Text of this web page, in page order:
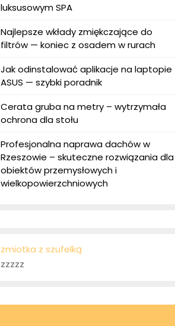
luksusowym SPA
Najlepsze wkłady zmiękczające do
filtrów — koniec z osadem w rurach
Jak odinstalować aplikacje na laptopie
ASUS — szybki poradnik
Cerata gruba na metry – wytrzymała
ochrona dla stołu
Profesjonalna naprawa dachów w
Rzeszowie – skuteczne rozwiązania dla
obiektów przemysłowych i
wielkopowierzchniowych
zmiotka z szufelką
zzzzz